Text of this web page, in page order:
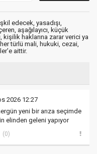
edecek, yasadışı,
aşağılayıcı, küçük
haklarına zarar verici ya
türlü mali, hukuki, cezai,
aittir.
2026 12:27
yeni bir arıza seçimde
elinden geleni yapıyor
(0)